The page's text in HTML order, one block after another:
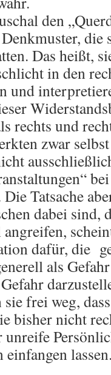
den
die
Das heißt,
in den
und
rechts und
zwar
Tatsache
dabei sind,
angreifen,
dafür, die
als
frei weg,
bisher nicht
unreife